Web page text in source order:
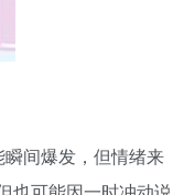
间爆发，但情绪来